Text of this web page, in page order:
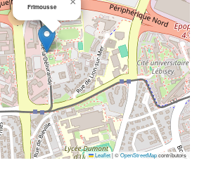
Frimousse
Leaflet|©OpenStreetMapcontributors